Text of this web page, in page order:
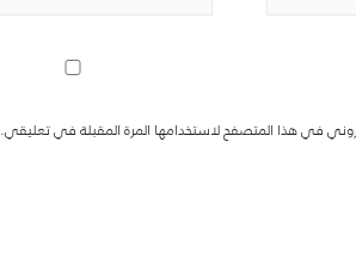
في هذا المتصفح لاستخدامها المرة المقبلة في تعليقي.